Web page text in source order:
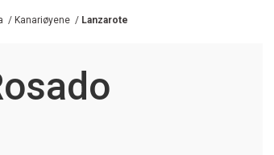
/ Kanariøyene / Lanzarote